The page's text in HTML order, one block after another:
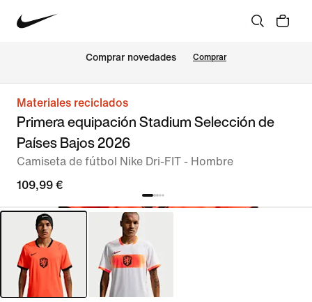
Comprar novedades Comprar
Materiales reciclados
Primera equipación Stadium Selección de
Países Bajos 2026
Camiseta de fútbol Nike Dri-FIT - Hombre
109,99 €